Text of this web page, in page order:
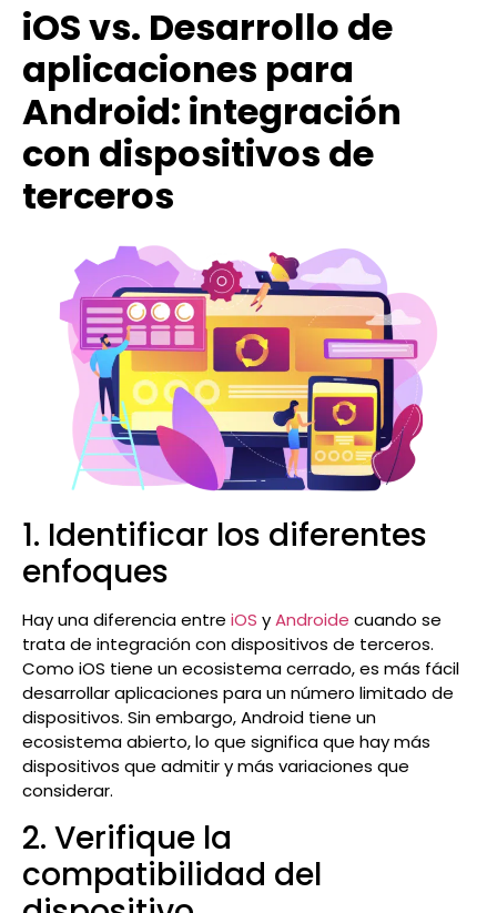
iOS vs. Desarrollo de
aplicaciones para
Android: integración
con dispositivos de
terceros
1. Identificar los diferentes
enfoques
Hay una diferencia entre iOS yAndroide cuando se
trata de integración con dispositivos de terceros.
Como iOS tiene un ecosistema cerrado, es más fácil
desarrollar aplicaciones para un número limitado de
dispositivos. Sin embargo, Android tiene un
ecosistema abierto, lo que significa que hay más
dispositivos que admitir y más variaciones que
considerar.
2. Verifique la
compatibilidad del